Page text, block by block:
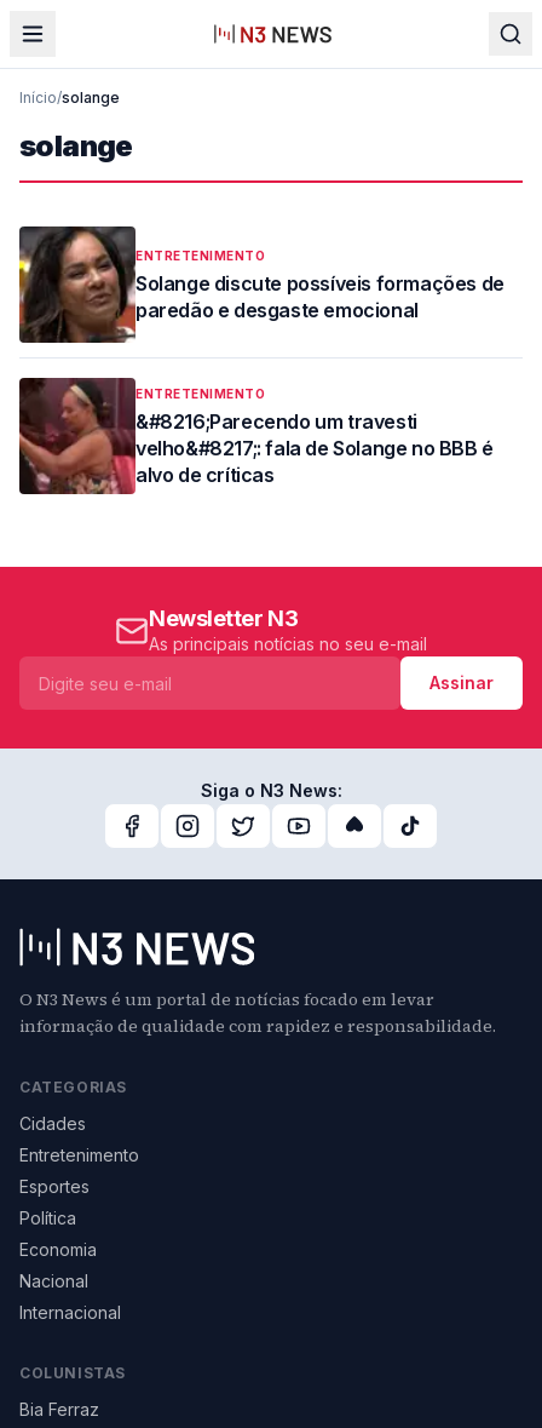
Início/solange
solange
ENTRETENIMENTO
Solange discute possíveis formações de
paredão e desgaste emocional
ENTRETENIMENTO
&#8216;Parecendo um travesti
velho&#8217;: fala de Solange no BBB é
alvo de críticas
Newsletter N3
As principais notícias no seu e-mail
Assinar
Siga o N3 News:
O N3 News é um portal de notícias focado em levar
informação de qualidade com rapidez e responsabilidade.
CATEGORIAS
Cidades
Entretenimento
Esportes
Política
Economia
Nacional
Internacional
COLUNISTAS
Bia Ferraz